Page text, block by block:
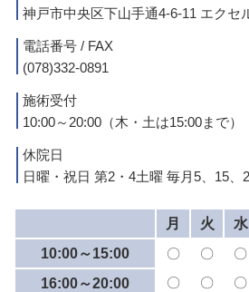
神戸市中央区下山手通4-6-11 エクセ
電話番号 / FAX
(078)332-0891
施術受付
10:00～20:00（木・土は15:00まで）
休院日
日曜・祝日 第2・4土曜 毎月5、15、
月 火 水
10:00～15:00
〇 〇 〇
16:00～20:00
〇 〇 〇